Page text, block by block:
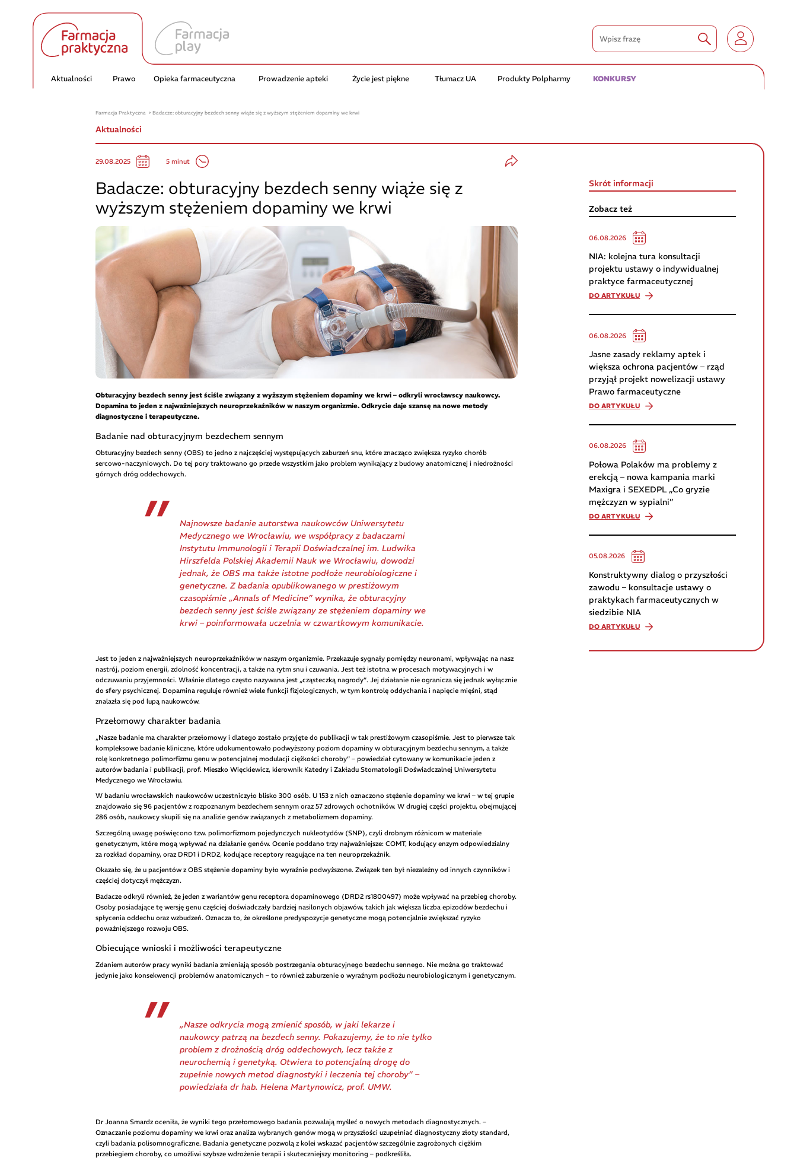
Aktualności Prawo Opieka farmaceutyczna Prowadzenie apteki Życie jest piękne Tłumacz UA Produkty Polpharmy KONKURSY
Farmacja Praktyczna Badacze: obturacyjny bezdech senny wiąże się z wyższym stężeniem dopaminy we krwi
Aktualności
29.08.2025 5 minut
Badacze: obturacyjny bezdech senny wiąże się z
wyższym stężeniem dopaminy we krwi
Obturacyjny bezdech senny jest ściśle związany z wyższym stężeniem dopaminy we krwi – odkryli wrocławscy naukowcy.
Dopamina to jeden z najważniejszych neuroprzekaźników w naszym organizmie. Odkrycie daje szansę na nowe metody
diagnostyczne i terapeutyczne.
Badanie nad obturacyjnym bezdechem sennym
Obturacyjny bezdech senny (OBS) to jedno z najczęściej występujących zaburzeń snu, które znacząco zwiększa ryzyko chorób
sercowo-naczyniowych. Do tej pory traktowano go przede wszystkim jako problem wynikający z budowy anatomicznej i niedrożności
górnych dróg oddechowych.
Najnowsze badanie autorstwa naukowców Uniwersytetu
Medycznego we Wrocławiu, we współpracy z badaczami
Instytutu Immunologii i Terapii Doświadczalnej im. Ludwika
Hirszfelda Polskiej Akademii Nauk we Wrocławiu, dowodzi
jednak, że OBS ma także istotne podłoże neurobiologiczne i
genetyczne. Z badania opublikowanego w prestiżowym
czasopiśmie „Annals of Medicine” wynika, że obturacyjny
bezdech senny jest ściśle związany ze stężeniem dopaminy we
krwi – poinformowała uczelnia w czwartkowym komunikacie.
Jest to jeden z najważniejszych neuroprzekaźników w naszym organizmie. Przekazuje sygnały pomiędzy neuronami, wpływając na nasz
nastrój, poziom energii, zdolność koncentracji, a także na rytm snu i czuwania. Jest też istotna w procesach motywacyjnych i w
odczuwaniu przyjemności. Właśnie dlatego często nazywana jest „cząsteczką nagrody”. Jej działanie nie ogranicza się jednak wyłącznie
do sfery psychicznej. Dopamina reguluje również wiele funkcji fizjologicznych, w tym kontrolę oddychania i napięcie mięśni, stąd
znalazła się pod lupą naukowców.
Przełomowy charakter badania
„Nasze badanie ma charakter przełomowy i dlatego zostało przyjęte do publikacji w tak prestiżowym czasopiśmie. Jest to pierwsze tak
kompleksowe badanie kliniczne, które udokumentowało podwyższony poziom dopaminy w obturacyjnym bezdechu sennym, a także
rolę konkretnego polimorfizmu genu w potencjalnej modulacji ciężkości choroby” – powiedział cytowany w komunikacie jeden z
autorów badania i publikacji, prof. Mieszko Więckiewicz, kierownik Katedry i Zakładu Stomatologii Doświadczalnej Uniwersytetu
Medycznego we Wrocławiu.
W badaniu wrocławskich naukowców uczestniczyło blisko 300 osób. U 153 z nich oznaczono stężenie dopaminy we krwi – w tej grupie
znajdowało się 96 pacjentów z rozpoznanym bezdechem sennym oraz 57 zdrowych ochotników. W drugiej części projektu, obejmującej
286 osób, naukowcy skupili się na analizie genów związanych z metabolizmem dopaminy.
Szczególną uwagę poświęcono tzw. polimorfizmom pojedynczych nukleotydów (SNP), czyli drobnym różnicom w materiale
genetycznym, które mogą wpływać na działanie genów. Ocenie poddano trzy najważniejsze: COMT, kodujący enzym odpowiedzialny
za rozkład dopaminy, oraz DRD1 i DRD2, kodujące receptory reagujące na ten neuroprzekaźnik.
Okazało się, że u pacjentów z OBS stężenie dopaminy było wyraźnie podwyższone. Związek ten był niezależny od innych czynników i
częściej dotyczył mężczyzn.
Badacze odkryli również, że jeden z wariantów genu receptora dopaminowego (DRD2 rs1800497) może wpływać na przebieg choroby.
Osoby posiadające tę wersję genu częściej doświadczały bardziej nasilonych objawów, takich jak większa liczba epizodów bezdechu i
spłycenia oddechu oraz wzbudzeń. Oznacza to, że określone predyspozycje genetyczne mogą potencjalnie zwiększać ryzyko
poważniejszego rozwoju OBS.
Obiecujące wnioski i możliwości terapeutyczne
Zdaniem autorów pracy wyniki badania zmieniają sposób postrzegania obturacyjnego bezdechu sennego. Nie można go traktować
jedynie jako konsekwencji problemów anatomicznych – to również zaburzenie o wyraźnym podłożu neurobiologicznym i genetycznym.
„Nasze odkrycia mogą zmienić sposób, w jaki lekarze i
naukowcy patrzą na bezdech senny. Pokazujemy, że to nie tylko
problem z drożnością dróg oddechowych, lecz także z
neurochemią i genetyką. Otwiera to potencjalną drogę do
zupełnie nowych metod diagnostyki i leczenia tej choroby” –
powiedziała dr hab. Helena Martynowicz, prof. UMW.
Dr Joanna Smardz oceniła, że wyniki tego przełomowego badania pozwalają myśleć o nowych metodach diagnostycznych. –
Oznaczanie poziomu dopaminy we krwi oraz analiza wybranych genów mogą w przyszłości uzupełniać diagnostyczny złoty standard,
czyli badania polisomnograficzne. Badania genetyczne pozwolą z kolei wskazać pacjentów szczególnie zagrożonych ciężkim
przebiegiem choroby, co umożliwi szybsze wdrożenie terapii i skuteczniejszy monitoring – podkreśliła.
Skrót informacji
Zobacz też
06.08.2026
NIA: kolejna tura konsultacji
projektu ustawy o indywidualnej
praktyce farmaceutycznej
DO ARTYKUŁU
06.08.2026
Jasne zasady reklamy aptek i
większa ochrona pacjentów – rząd
przyjął projekt nowelizacji ustawy
Prawo farmaceutyczne
DO ARTYKUŁU
06.08.2026
Połowa Polaków ma problemy z
erekcją – nowa kampania marki
Maxigra i SEXEDPL „Co gryzie
mężczyzn w sypialni”
DO ARTYKUŁU
05.08.2026
Konstruktywny dialog o przyszłości
zawodu – konsultacje ustawy o
praktykach farmaceutycznych w
siedzibie NIA
DO ARTYKUŁU